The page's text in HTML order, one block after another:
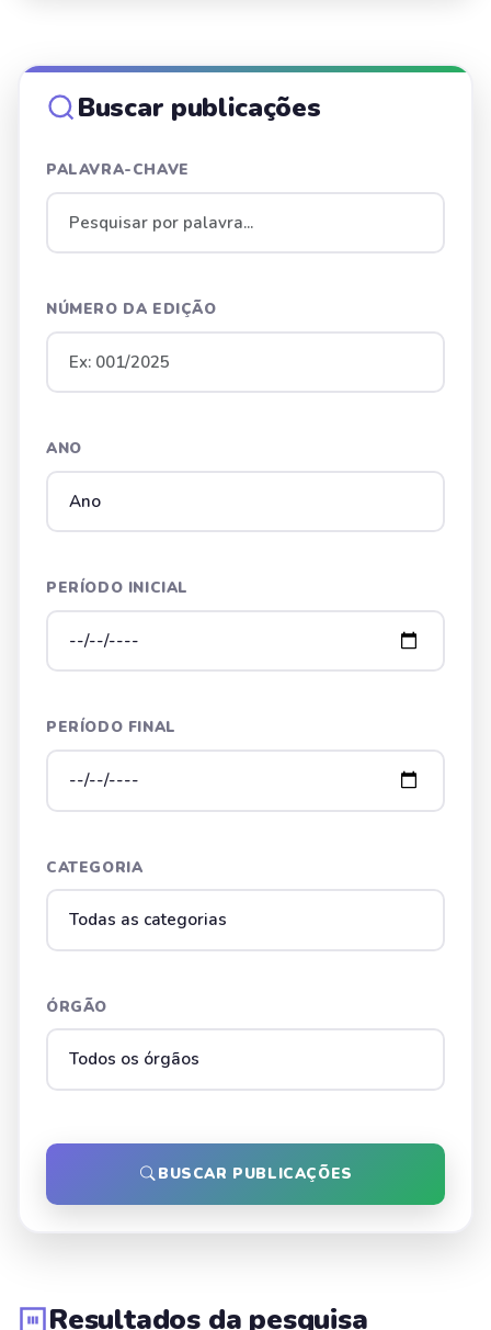
Buscar publicações
PALAVRA-CHAVE
NÚMERO DA EDIÇÃO
ANO
PERÍODO INICIAL
PERÍODO FINAL
CATEGORIA
ÓRGÃO
BUSCAR PUBLICAÇÕES
Resultados da pesquisa